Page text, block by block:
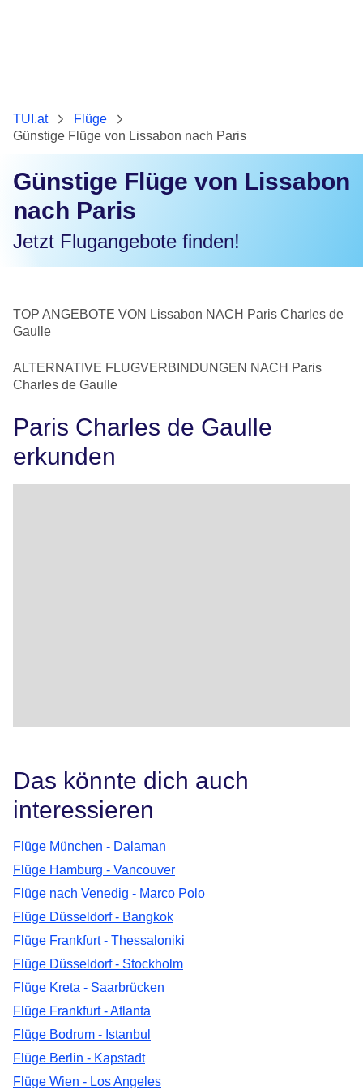
TUI.at
Flüge
Günstige Flüge von Lissabon nach Paris
Günstige Flüge von Lissabon
nach Paris
Jetzt Flugangebote finden!
TOP ANGEBOTE VON Lissabon NACH Paris Charles de
Gaulle
ALTERNATIVE FLUGVERBINDUNGEN NACH Paris
Charles de Gaulle
Paris Charles de Gaulle
erkunden
Das könnte dich auch
interessieren
Flüge München - Dalaman
Flüge Hamburg - Vancouver
Flüge nach Venedig - Marco Polo
Flüge Düsseldorf - Bangkok
Flüge Frankfurt - Thessaloniki
Flüge Düsseldorf - Stockholm
Flüge Kreta - Saarbrücken
Flüge Frankfurt - Atlanta
Flüge Bodrum - Istanbul
Flüge Berlin - Kapstadt
Flüge Wien - Los Angeles